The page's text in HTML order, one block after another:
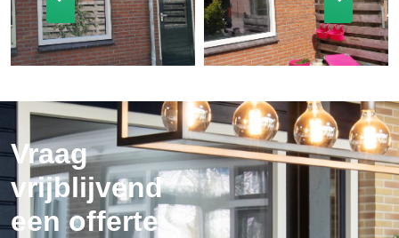
Vraag
vrijblijvend
een offerte